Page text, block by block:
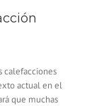
calefacciones
actual en el
que muchas